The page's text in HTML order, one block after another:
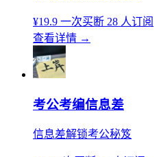
¥19.9 一次买断 28 人订阅
查看详情 →
考公考编信息差
信息差解锁考公秘笈